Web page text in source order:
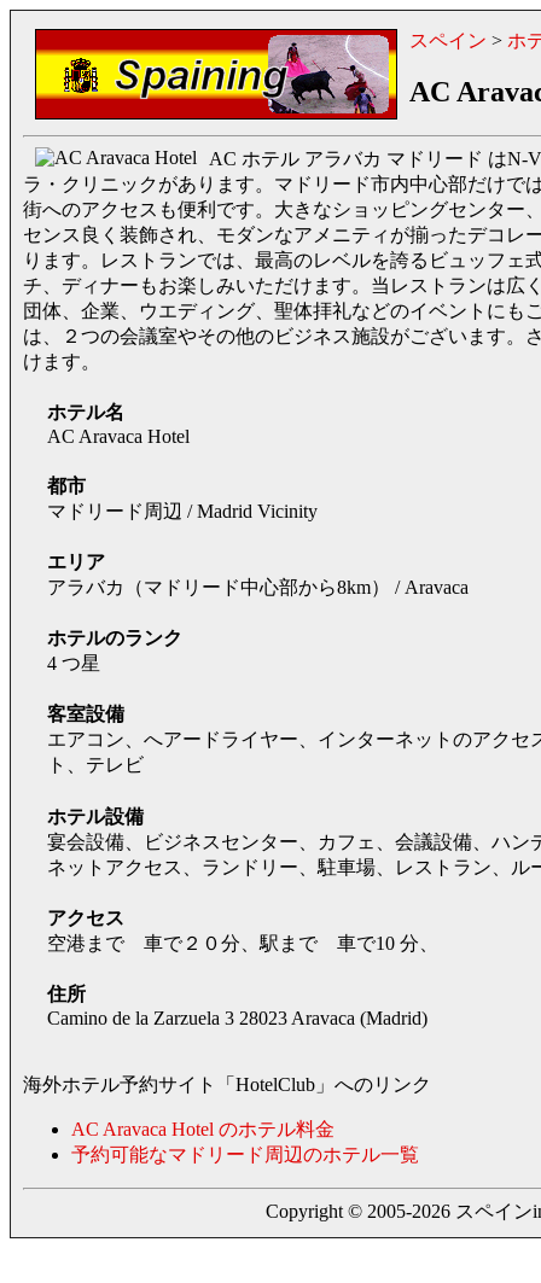
スペイン > ホ
AC
AC ホテル アラバカ マドリード はN-
ラ・クリニックがあります。マドリード市内中心部だけで
街へのアクセスも便利です。大きなショッピングセンター
センス良く装飾され、モダンなアメニティが揃ったデコレ
ります。レストランでは、最高のレベルを誇るビュッフェ
チ、ディナーもお楽しみいただけます。当レストランは広
団体、企業、ウエディング、聖体拝礼などのイベントにも
は、２つの会議室やその他のビジネス施設がございます。
けます。
ホテル名
AC Aravaca Hotel
都市
マドリード周辺 / Madrid Vicinity
エリア
アラバカ（マドリード中心部から8km） / Aravaca
ホテルのランク
4 つ星
客室設備
エアコン、へアードライヤー、インターネットのアク
ト、テレビ
ホテル設備
宴会設備、ビジネスセンター、カフェ、会議設備、ハ
ネットアクセス、ランドリー、駐車場、レストラン、ル
アクセス
空港まで 車で２０分、駅まで 車で10 分、
住所
Camino de la Zarzuela 3 28023 Aravaca (Madrid)
海外ホテル予約サイト「HotelClub」へのリンク
AC Aravaca Hotel のホテル料金
予約可能なマドリード周辺のホテル一覧
Copyright © 2005-2026 スペイン